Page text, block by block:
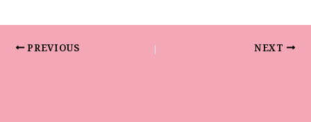
PREVIOUS NEXT